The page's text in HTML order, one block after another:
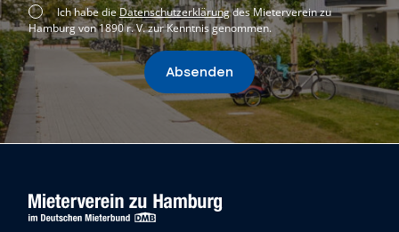
Ich habe dieDatenschutzerklärungdes Mieterverein zu
Hamburg von 1890 r. V. zur Kenntnis genommen.
Absenden